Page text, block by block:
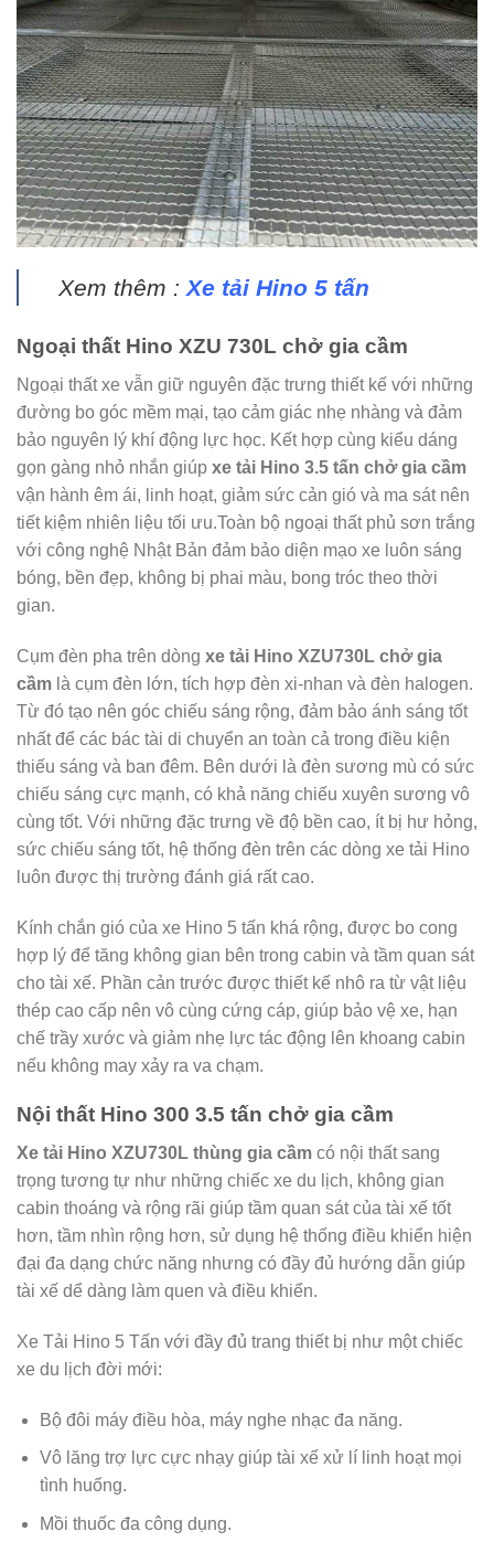
Xem thêm : Xe tải Hino 5 tấn
Ngoại thất Hino XZU 730L chở gia cầm
Ngoại thất xe vẫn giữ nguyên đặc trưng thiết kế với những
đường bo góc mềm mại, tạo cảm giác nhẹ nhàng và đảm
bảo nguyên lý khí động lực học. Kết hợp cùng kiểu dáng
gọn gàng nhỏ nhắn giúp xe tải Hino 3.5 tấn chở gia cầm
vận hành êm ái, linh hoạt, giảm sức cản gió và ma sát nên
tiết kiệm nhiên liệu tối ưu.Toàn bộ ngoại thất phủ sơn trắng
với công nghệ Nhật Bản đảm bảo diện mạo xe luôn sáng
bóng, bền đẹp, không bị phai màu, bong tróc theo thời
gian.
Cụm đèn pha trên dòng xe tải Hino XZU730L chở gia
cầm là cụm đèn lớn, tích hợp đèn xi-nhan và đèn halogen.
Từ đó tạo nên góc chiếu sáng rộng, đảm bảo ánh sáng tốt
nhất để các bác tài di chuyển an toàn cả trong điều kiện
thiếu sáng và ban đêm. Bên dưới là đèn sương mù có sức
chiếu sáng cực mạnh, có khả năng chiếu xuyên sương vô
cùng tốt. Với những đặc trưng về độ bền cao, ít bị hư hỏng,
sức chiếu sáng tốt, hệ thống đèn trên các dòng xe tải Hino
luôn được thị trường đánh giá rất cao.
Kính chắn gió của xe Hino 5 tấn khá rộng, được bo cong
hợp lý để tăng không gian bên trong cabin và tầm quan sát
cho tài xế. Phần cản trước được thiết kế nhô ra từ vật liệu
thép cao cấp nên vô cùng cứng cáp, giúp bảo vệ xe, hạn
chế trầy xước và giảm nhẹ lực tác động lên khoang cabin
nếu không may xảy ra va chạm.
Nội thất Hino 300 3.5 tấn chở gia cầm
Xe tải Hino XZU730L thùng gia cầm có nội thất sang
trọng tương tự như những chiếc xe du lịch, không gian
cabin thoáng và rộng rãi giúp tầm quan sát của tài xế tốt
hơn, tầm nhìn rộng hơn, sử dụng hệ thống điều khiển hiện
đại đa dạng chức năng nhưng có đầy đủ hướng dẫn giúp
tài xế dể dàng làm quen và điều khiển.
Xe Tải Hino 5 Tấn với đầy đủ trang thiết bị như một chiếc
xe du lịch đời mới:
Bộ đôi máy điều hòa, máy nghe nhạc đa năng.
Vô lăng trợ lực cực nhạy giúp tài xế xử lí linh hoạt mọi
tình huống.
Mồi thuốc đa công dụng.